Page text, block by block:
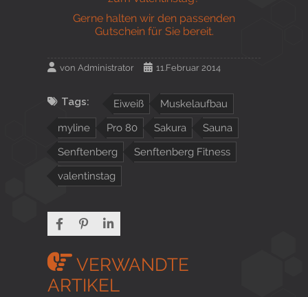
Gerne halten wir den passenden
Gutschein für Sie bereit.
von Administrator 11.Februar 2014
Tags: Eiweiß Muskelaufbau
myline Pro 80 Sakura Sauna
Senftenberg Senftenberg Fitness
valentinstag
VERWANDTE
ARTIKEL